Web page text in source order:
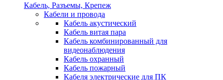
Кабель, Разъемы, Крепеж
Кабели и провода
Кабель акустический
Кабель витая пара
Кабель комбинированный для
видеонаблюдения
Кабель охранный
Кабель пожарный
Кабеля электрические для ПК